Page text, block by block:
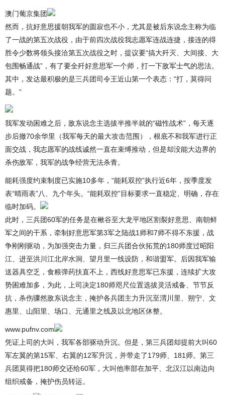
澳门葡京集团
然而，抗好意思援朝我军的圆寂也不小，尤其是被后东说念主称为临
了一战的第五次战役，由于前四次战役我志愿军连战连捷，接连的得
胜令少数将领头接洽第五次战役之时，提议要“搞大歼灭、大间接、大
包围畅通战”，有了要全歼好意思军一个师，打一下敌军士气的思法。
其中，发达最积极的是三兵团司令王近山第一个表态：“打，莫得问
题。”
我军发动困难之后，敌东说念主选拔半推半就的“磁性战术”，每天逐
步后撤70余华里（我军每天的最大攻击范围），根底不和我军进行正
面交战，我志愿军的战线诚然一直在束缚推动，但是却没能大边界的
杀伤敌军，我军的战争经营无法杀青。
能耗强度约束制度已实施10多年，“能耗双控”执行近6年，按季度发
表“晴雨表”八、九个年头。“能耗双控”目标要求一直稳定、明确，存在
临时加码。
此时，三兵团60军的任务是在楸谷至大龙平地区割裂好意思、南朝鲜
军之间的干系，牵制好意思军第3军之陆战1师和7师不得不东援，战
争刚刚驱动，为加强突击力量，归三兵团合伙拓荒的180师度过昭阳
江、进至洪川江北岸水洞、望月里一线设防，和谐盟军。后因我军输
送器具空乏，食粮弹药扶直不上，西线好意思军已东援，连续扩大攻
势困难加多，为此，上司决定180师咫尺位置选拔灵活戒备、节节反
抗，杀伤骤然敌东说念主，掩护各兵团主力升沉至渭川里、朔宁、文
惠里、山阳里、场口、元通里之线及以北地区休整。
www.pufnv.com
凭证上司的大叫，我军各部驱动升沉。但是，第三兵团却提前大叫60
军左翼的第15军、右翼的12军升沉，并带走了179师、181师。第三
兵团莫得把180师交还给60军，大叫他率部在加平、北汉江以南边向
组织戒备，掩护伤员转运。